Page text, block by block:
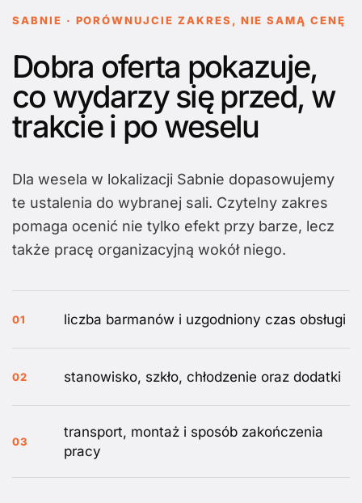
SABNIE · PORÓWNUJCIE ZAKRES, NIE SAMĄ CENĘ
Dobra oferta pokazuje,
co wydarzy się przed, w
trakcie i po weselu
Dla wesela w lokalizacji Sabnie dopasowujemy
te ustalenia do wybranej sali. Czytelny zakres
pomaga ocenić nie tylko efekt przy barze, lecz
także pracę organizacyjną wokół niego.
01 liczba barmanów i uzgodniony czas obsługi
02 stanowisko, szkło, chłodzenie oraz dodatki
03
transport, montaż i sposób zakończenia
pracy